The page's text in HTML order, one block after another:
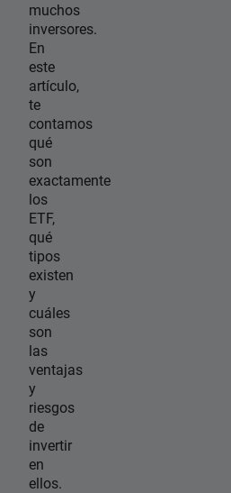
muchos
inversores.
En
este
artículo,
te
contamos
qué
son
exactamente
los
ETF,
qué
tipos
existen
y
cuáles
son
las
ventajas
y
riesgos
de
invertir
en
ellos.